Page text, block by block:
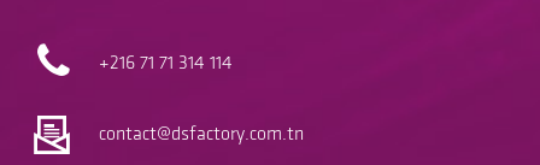
+216 7171 314 114
contact@dsfactory.com.tn